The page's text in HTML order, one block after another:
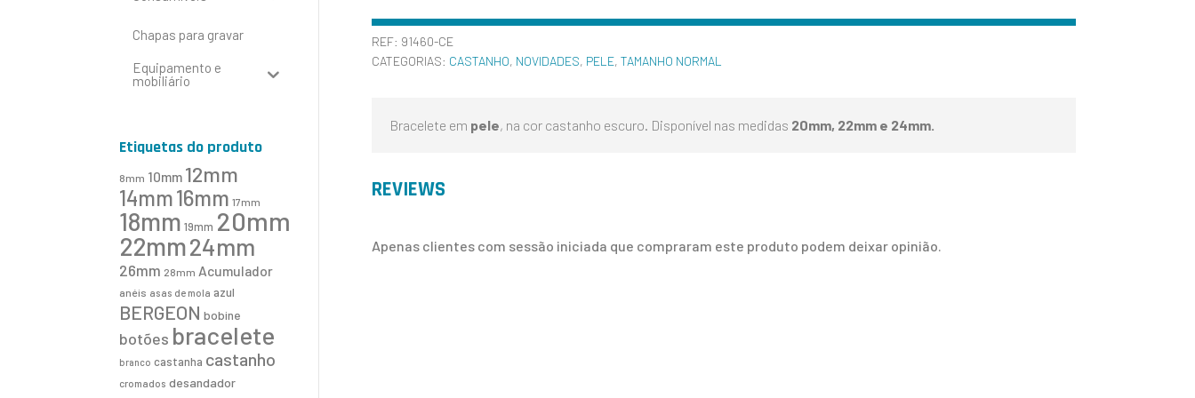
Chapas para gravar
Equipamento e
mobiliário
Etiquetas do produto
8mm 10mm 12mm
14mm16mm 17mm
18mm 19mm 20mm
22mm24mm
26mm 28mm Acumulador
anéis asas de mola azul
BERGEON bobine
botões bracelete
branco castanha castanho
cromados desandador
REF: 91460-CE
CATEGORIAS: CASTANHO, NOVIDADES, PELE, TAMANHO NORMAL
Bracelete em pele, na cor castanho escuro. Disponível nas medidas 20mm, 22mm e 24mm.
REVIEWS
Apenas clientes com sessão iniciada que compraram este produto podem deixar opinião.